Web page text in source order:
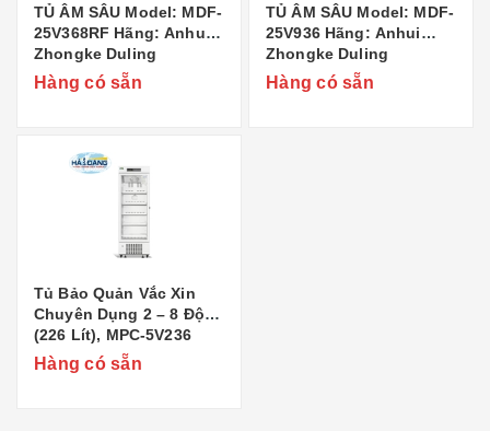
TỦ ÂM SÂU Model: MDF-
25V368RF Hãng: Anhui
Zhongke Duling
Commercial Appliance
Co..,Ltd Xuất xứ: Trung
Hàng có sẵn
TỦ ÂM SÂU Model: MDF-
25V936 Hãng: Anhui
Zhongke Duling
Commercial Appliance
Co..,Ltd Xuất xứ: Trung
Hàng có sẵn
Tủ Bảo Quản Vắc Xin
Chuyên Dụng 2 – 8 Độ C
(226 Lít), MPC-5V236
hãng Anhui Zhongke
Hàng có sẵn